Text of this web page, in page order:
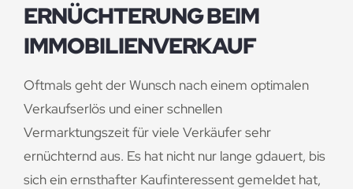
ERNÜCHTERUNG BEIM
IMMOBILIENVERKAUF
Oftmals geht der Wunsch nach einem optimalen
Verkaufserlös und einer schnellen
Vermarktungszeit für viele Verkäufer sehr
ernüchternd aus. Es hat nicht nur lange gdauert, bis
sich ein ernsthafter Kaufinteressent gemeldet hat,